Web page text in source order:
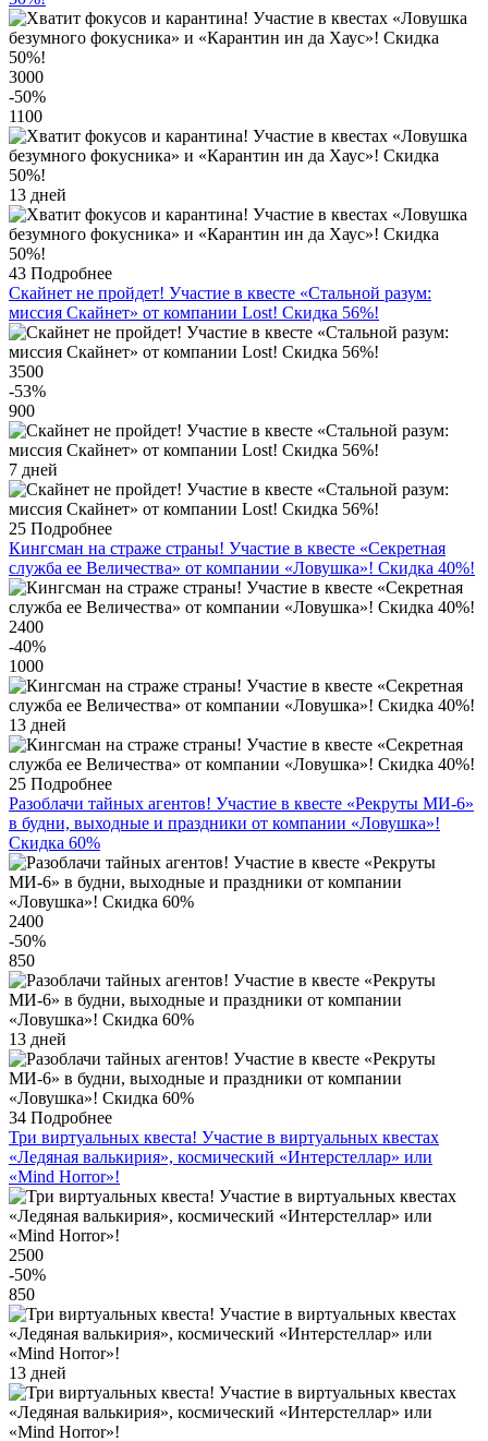
3000
-50%
1100
13 дней
43 Подробнее
Скайнет не пройдет! Участие в квесте «Стальной разум:
миссия Скайнет» от компании Lost! Скидка 56%!
3500
-53%
900
7 дней
25 Подробнее
Кингсман на страже страны! Участие в квесте «Секретная
служба ее Величества» от компании «Ловушка»! Скидка 40%!
2400
-40%
1000
13 дней
25 Подробнее
Разоблачи тайных агентов! Участие в квесте «Рекруты МИ-6»
в будни, выходные и праздники от компании «Ловушка»!
Скидка 60%
2400
-50%
850
13 дней
34 Подробнее
Три виртуальных квеста! Участие в виртуальных квестах
«Ледяная валькирия», космический «Интерстеллар» или
«Mind Horror»!
2500
-50%
850
13 дней